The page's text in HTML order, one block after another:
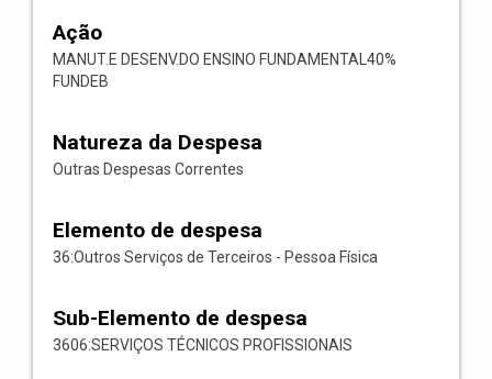
Ação
MANUT.E DESENV.DO ENSINO FUNDAMENTAL40%
FUNDEB
Natureza da Despesa
Outras Despesas Correntes
Elemento de despesa
36:Outros Serviços de Terceiros - Pessoa Física
Sub-Elemento de despesa
3606:SERVIÇOS TÉCNICOS PROFISSIONAIS